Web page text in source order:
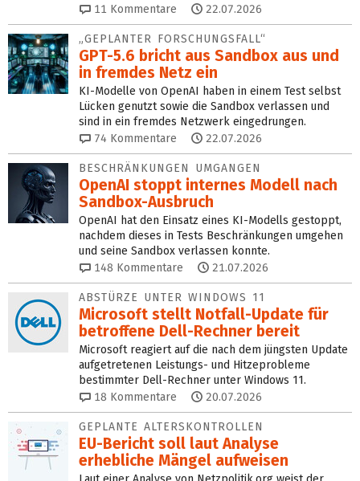
11 Kommentare 22.07.2026
„GEPLANTER FORSCHUNGSFALL“
GPT-5.6 bricht aus Sandbox aus und
in fremdes Netz ein
KI-Modelle von OpenAI haben in einem Test selbst
Lücken genutzt sowie die Sandbox verlassen und
sind in ein fremdes Netzwerk eingedrungen.
74 Kommentare 22.07.2026
BESCHRÄNKUNGEN UMGANGEN
OpenAI stoppt internes Mo­dell nach
Sandbox-Ausbruch
OpenAI hat den Einsatz eines KI-Modells gestoppt,
nachdem dieses in Tests Beschränkungen umgehen
und seine Sandbox verlassen konnte.
148 Kommentare 21.07.2026
ABSTÜRZE UNTER WINDOWS 11
Microsoft stellt Notfall-Update für
betroffene Dell-Rechner bereit
Microsoft reagiert auf die nach dem jüngsten Update
aufgetretenen Leistungs- und Hitzeprobleme
bestimmter Dell-Rechner unter Windows 11.
18 Kommentare 20.07.2026
GEPLANTE ALTERSKONTROLLEN
EU-Bericht soll laut Analyse
erhebliche Mängel aufweisen